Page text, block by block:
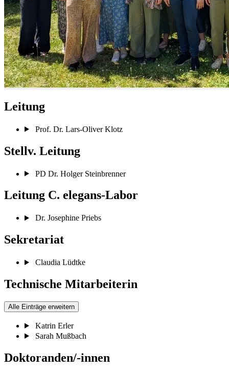
Leitung
Prof. Dr. Lars-Oliver Klotz
Stellv. Leitung
PD Dr. Holger Steinbrenner
Leitung C. elegans-Labor
Dr. Josephine Priebs
Sekretariat
Claudia Lüdtke
Technische Mitarbeiterin
Alle Einträge erweitern
Katrin Erler
Sarah Mußbach
Doktoranden/-innen